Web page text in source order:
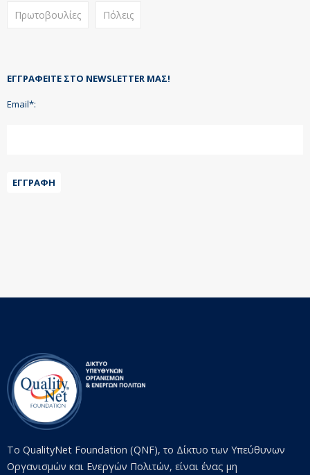
Πρωτοβουλίες Πόλεις
ΕΓΓΡΑΦΕΊΤΕ ΣΤΟ NEWSLETTER ΜΑΣ!
Email*:
ΕΓΓΡΑΦΉ
Το QualityNet Foundation (QNF), το Δίκτυο των Υπεύθυνων
Οργανισμών και Ενεργών Πολιτών, είναι ένας μη